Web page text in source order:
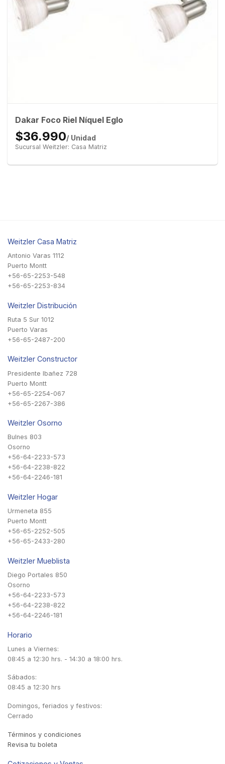
Dakar Foco Riel Níquel Eglo
$36.990/ Unidad
Sucursal Weitzler: Casa Matriz
Weitzler Casa Matriz
Antonio Varas 1112
Puerto Montt
+56-65-2253-548
+56-65-2253-834
Weitzler Distribución
Ruta 5 Sur 1012
Puerto Varas
+56-65-2487-200
Weitzler Constructor
Presidente Ibañez 728
Puerto Montt
+56-65-2254-067
+56-65-2267-386
Weitzler Osorno
Bulnes 803
Osorno
+56-64-2233-573
+56-64-2238-822
+56-64-2246-181
Weitzler Hogar
Urmeneta 855
Puerto Montt
+56-65-2252-505
+56-65-2433-280
Weitzler Mueblista
Diego Portales 850
Osorno
+56-64-2233-573
+56-64-2238-822
+56-64-2246-181
Horario
Lunes a Viernes:
08:45 a 12:30 hrs. - 14:30 a 18:00 hrs.
Sábados:
08:45 a 12:30 hrs
Domingos, feriados y festivos:
Cerrado
Términos y condiciones
Revisa tu boleta